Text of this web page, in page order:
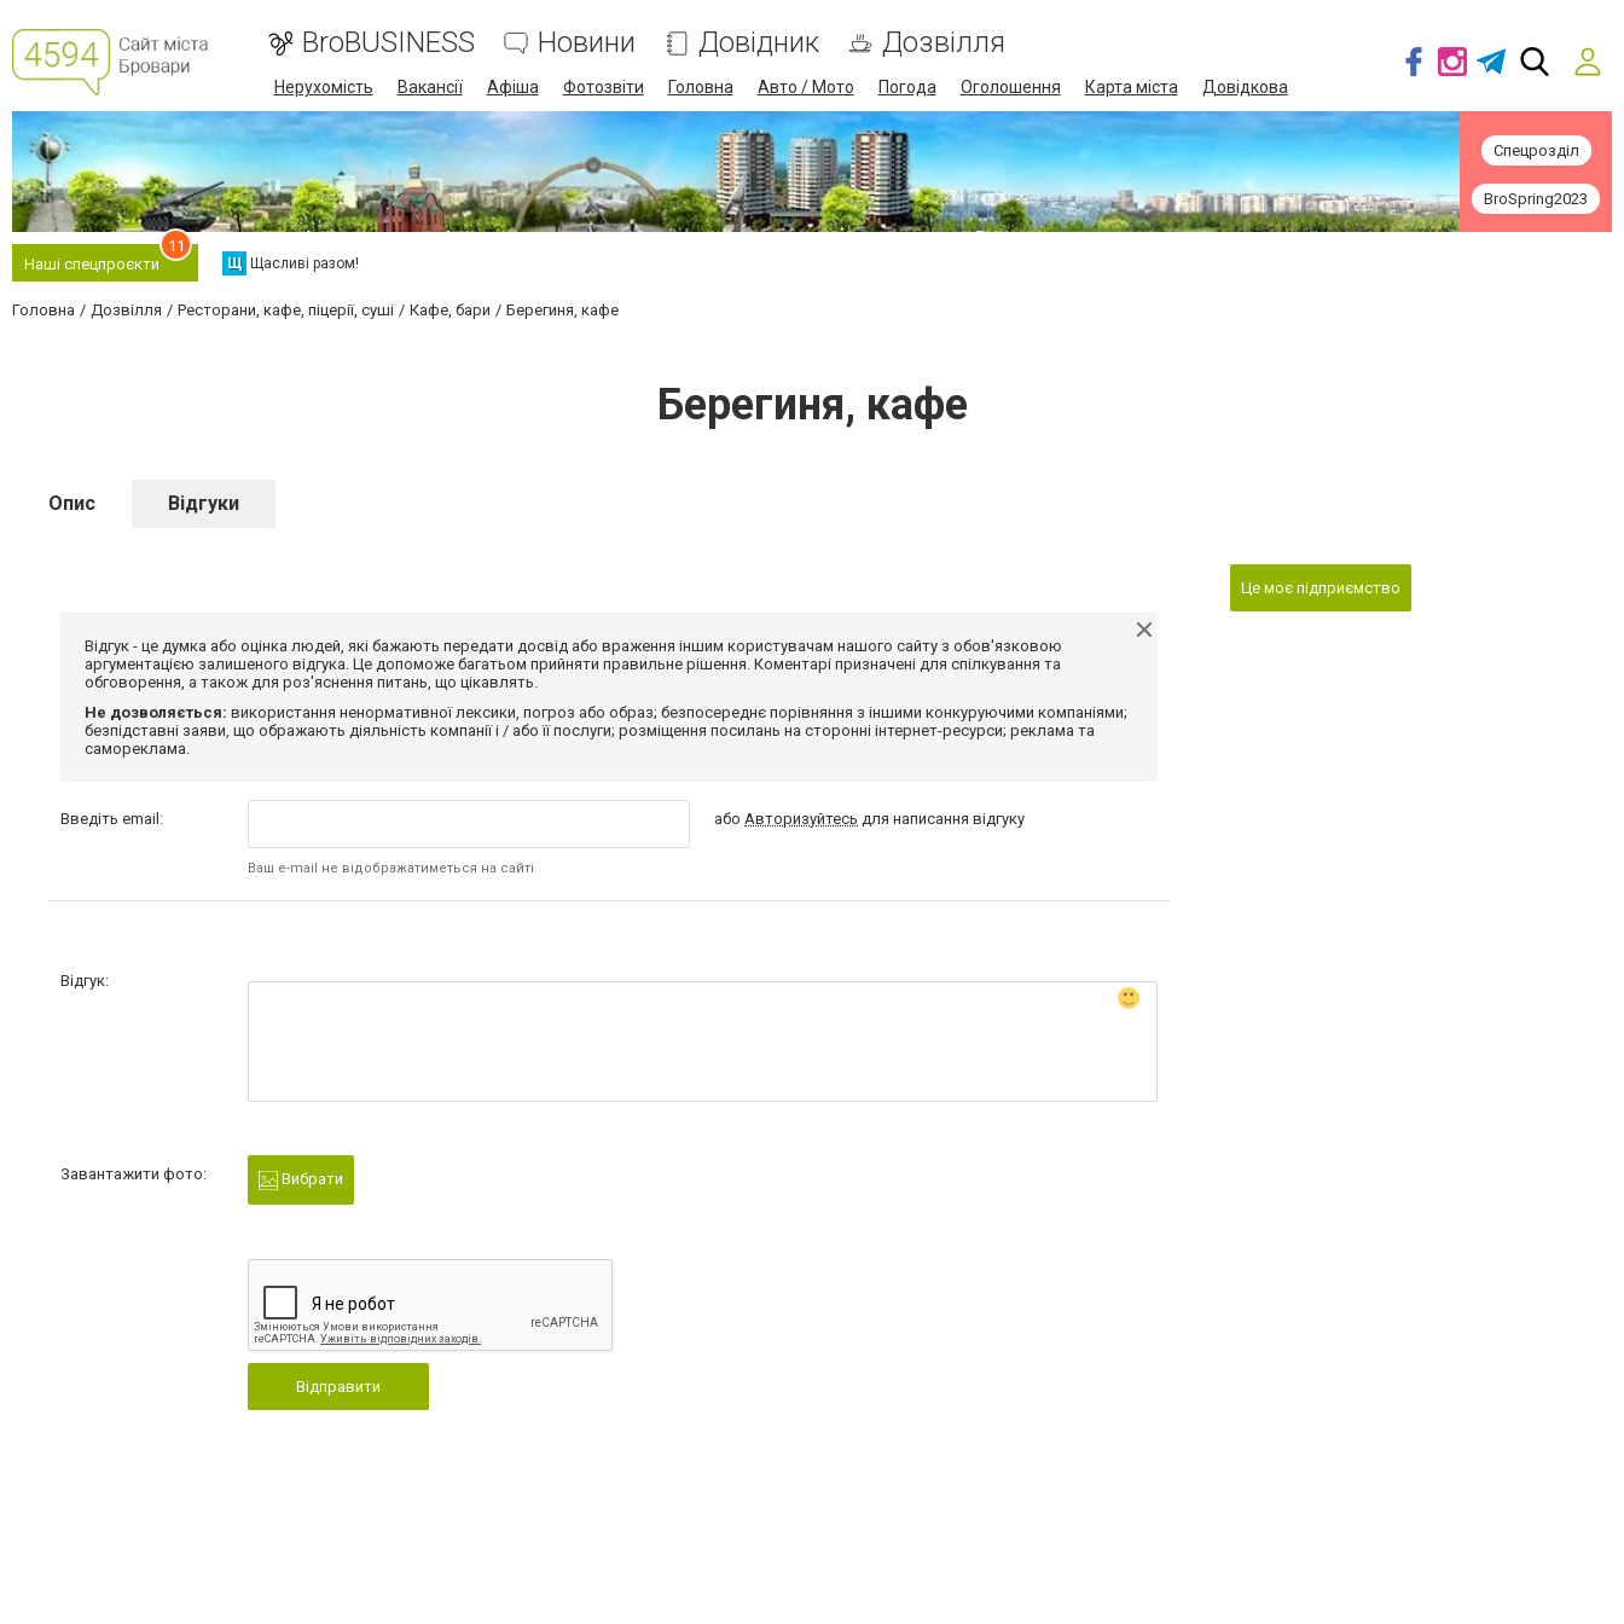
BroBUSINESS Новини Довідник Дозвілля
Нерухомість Вакансії Афіша Фотозвіти Головна Авто / Мото Погода Оголошення Карта міста Довідкова
Спецрозділ
BroSpring2023
Наші спецпроєкти
11
Щ Щасливі разом!
Головна Дозвілля Ресторани, кафе, піцерії, суші Кафе, бари Берегиня, кафе
Берегиня, кафе
Опис Відгуки
Відгук - це думка або оцінка людей, які бажають передати досвід або враження іншим користувачам нашого сайту з обов'язковою
аргументацією залишеного відгука. Це допоможе багатьом прийняти правильне рішення. Коментарі призначені для спілкування та
обговорення, а також для роз'яснення питань, що цікавлять.
Не дозволяється: використання ненормативної лексики, погроз або образ; безпосереднє порівняння з іншими конкуруючими компаніями;
безпідставні заяви, що ображають діяльність компанії і / або її послуги; розміщення посилань на сторонні інтернет-ресурси; реклама та
самореклама.
Введіть email:
Ваш e-mail не відображатиметься на сайті
абоАвторизуйтесь для написання відгуку
Відгук:
Завантажити фото: Вибрати
Відправити
Це моє підприємство